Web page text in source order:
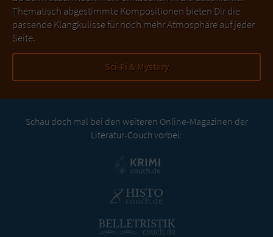
Thematisch abgestimmte Kompositionen bieten Dir die
passende Klangkulisse für noch mehr Atmosphäre auf jeder
Seite.
Sci-Fi & Mystery
Schau doch mal bei den weiteren Online-Magazinen der
Literatur-Couch vorbei: